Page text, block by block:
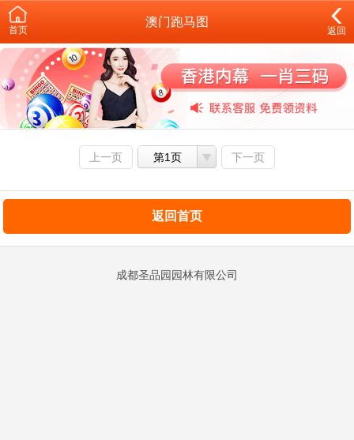
首页
澳门跑马图
返回
上一页 第1页 下一页
返回首页
成都圣品园园林有限公司